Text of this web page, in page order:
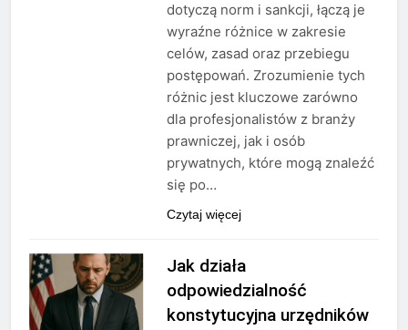
dotyczą norm i sankcji, łączą je
wyraźne różnice w zakresie
celów, zasad oraz przebiegu
postępowań. Zrozumienie tych
różnic jest kluczowe zarówno
dla profesjonalistów z branży
prawniczej, jak i osób
prywatnych, które mogą znaleźć
się po…
Czytaj więcej
Jak działa
odpowiedzialność
konstytucyjna urzędników